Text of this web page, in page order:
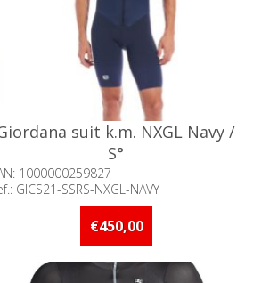
suit k.m. NXGL Navy /
S°
1000000259827
GICS21-SSRS-NXGL-NAVY
Minder dan 5 stuks
€450,00